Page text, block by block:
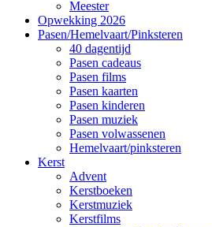
Meester
Opwekking 2026
Pasen/Hemelvaart/Pinksteren
40 dagentijd
Pasen cadeaus
Pasen films
Pasen kaarten
Pasen kinderen
Pasen muziek
Pasen volwassenen
Hemelvaart/pinksteren
Kerst
Advent
Kerstboeken
Kerstmuziek
Kerstfilms